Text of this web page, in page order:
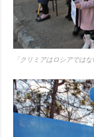
「クリミアはロシアでは